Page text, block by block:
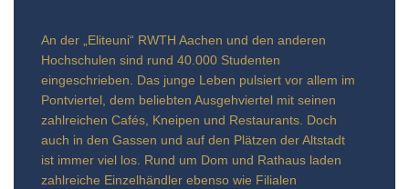
An der „Eliteuni“ RWTH Aachen und den anderen
Hochschulen sind rund 40.000 Studenten
eingeschrieben. Das junge Leben pulsiert vor allem im
Pontviertel, dem beliebten Ausgehviertel mit seinen
zahlreichen Cafés, Kneipen und Restaurants. Doch
auch in den Gassen und auf den Plätzen der Altstadt
ist immer viel los. Rund um Dom und Rathaus laden
zahlreiche Einzelhändler ebenso wie Filialen